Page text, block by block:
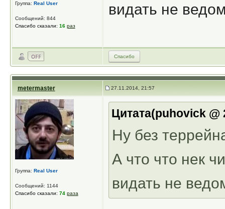
Группа: Real User
Сообщений: 844
Спасибо сказали: 16 раз
видать не
Спасибо
metermaster 27.11.2014, 21:57
Группа: Real User
Сообщений: 1144
Спасибо сказали: 74 раза
Цитата(puhovick @
Ну без
А что что нек
видать не